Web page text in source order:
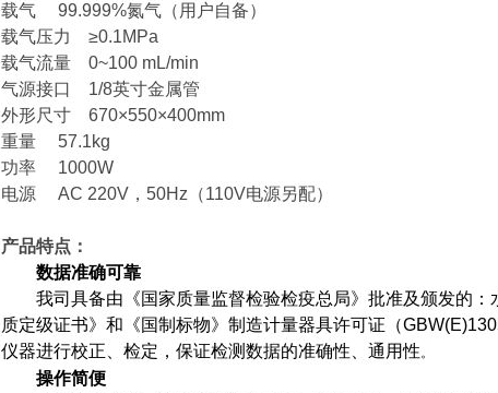
载气 99.999%氮气（用户自备）
载气压力 ≥0.1MPa
载气流量 0~100 mL/min
气源接口 1/8英寸金属管
外形尺寸 670×550×400mm
重量 57.1kg
功率 1000W
电源 AC 220V，50Hz（110V电源另配）
产品特点：
数据准确可靠
我司具备由《国家质量监督检验检疫总局》批准及颁发的：
质定级证书》和《国制标物》制造计量器具许可证（
仪器进行校正、检定，保证检测数据的准确性、通用性。
操作简便